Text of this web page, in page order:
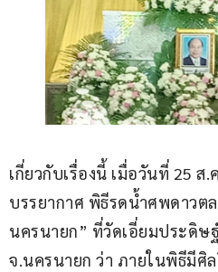
เกี่ยวกับเรื่องนี้ เมื่อวันที่ 25 ส
บรรยากาศ พิธีรดน้ำศพดาวต
นครนายก” ที่วัดเอี่ยมประดิษ
จ.นครนายก ว่า ภายในพิธีมี